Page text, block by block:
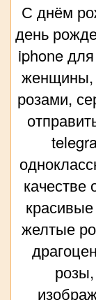
С днём
день
iphone
женщины,
розами,
качестве
желтые